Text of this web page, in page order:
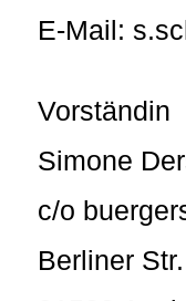
E-Mail:
Vorständin
Simone
c/o
Berliner